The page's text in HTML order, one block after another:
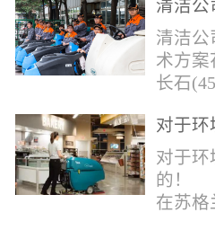
清洁公
术方案
清洁公
术方案
长石
含有极
能看出
体，硬
在6.5
对于环
的！
对于环
的！
在苏格